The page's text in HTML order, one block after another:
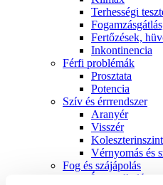
Terhességi
Fertőzések,
Inkontinencia
Férfi problémák
Prosztata
Potencia
Szív és érrrendszer
Aranyér
Visszér
Vérnyomás és
Fog és szájápolás
Í́nygyulladás